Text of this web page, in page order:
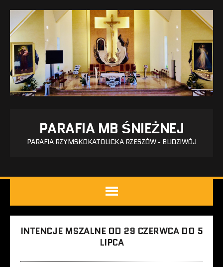
PARAFIA MB ŚNIEŻNEJ
PARAFIA RZYMSKOKATOLICKA RZESZÓW - BUDZIWÓJ
INTENCJE MSZALNE OD 29 CZERWCA DO 5
LIPCA